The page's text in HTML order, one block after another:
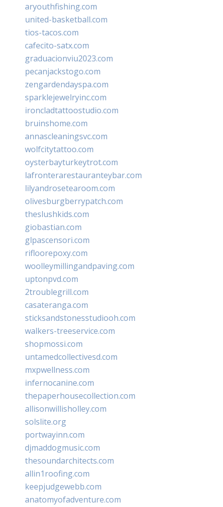
aryouthfishing.com
united-basketball.com
tios-tacos.com
cafecito-satx.com
graduacionviu2023.com
pecanjackstogo.com
zengardendayspa.com
sparklejewelryinc.com
ironcladtattoostudio.com
bruinshome.com
annascleaningsvc.com
wolfcitytattoo.com
oysterbayturkeytrot.com
lafronterarestauranteybar.com
lilyandrosetearoom.com
olivesburgberrypatch.com
theslushkids.com
giobastian.com
glpascensori.com
rifloorepoxy.com
woolleymillingandpaving.com
uptonpvd.com
2troublegrill.com
casateranga.com
sticksandstonesstudiooh.com
walkers-treeservice.com
shopmossi.com
untamedcollectivesd.com
mxpwellness.com
infernocanine.com
thepaperhousecollection.com
allisonwillisholley.com
solslite.org
portwayinn.com
djmaddogmusic.com
thesoundarchitects.com
allin1roofing.com
keepjudgewebb.com
anatomyofadventure.com